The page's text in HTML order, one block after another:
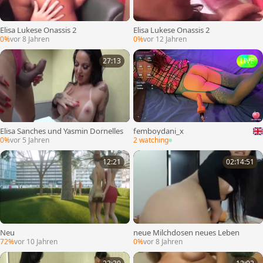
Elisa Lukese Onassis 2
0%vor 8 Jahren
Elisa Lukese Onassis 2
0%vor 12 Jahren
27:13
Elisa Sanches und Yasmin Dornelles
0%vor 5 Jahren
LIVE
femboydani_x
2 watching
12:21
Neu
72%vor 10 Jahren
02:14:51
neue Milchdosen neues Leben
0%vor 8 Jahren